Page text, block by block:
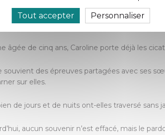
:
âgée de cinq ans, Caroline porte déjà les
souvient des épreuves partagées avec ses
sur elles.
de jours et de nuits ont-elles traversé sans
aucun souvenir n’est effacé, mais le
Tout accepter Personnaliser